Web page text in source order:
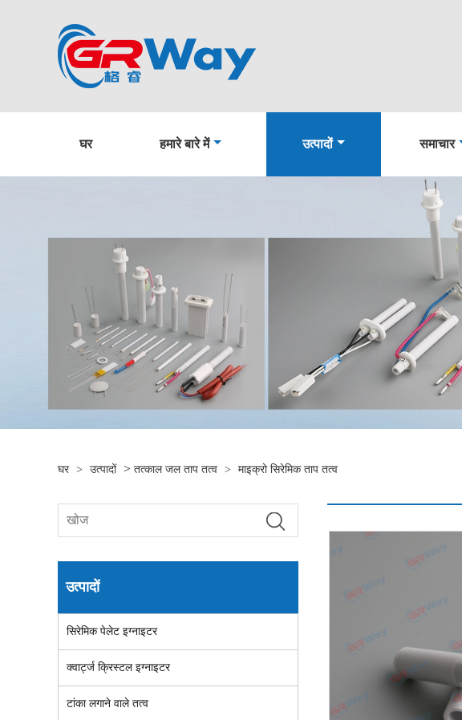
घर हमारे बारे में उत्पादों समाचार
घर > उत्पादों > तत्काल जल ताप तत्व > माइक्रो सिरेमिक ताप तत्व
उत्पादों
सिरेमिक पेलेट इग्नाइटर
क्वार्ट्ज क्रिस्टल इग्नाइटर
टांका लगाने वाले तत्व